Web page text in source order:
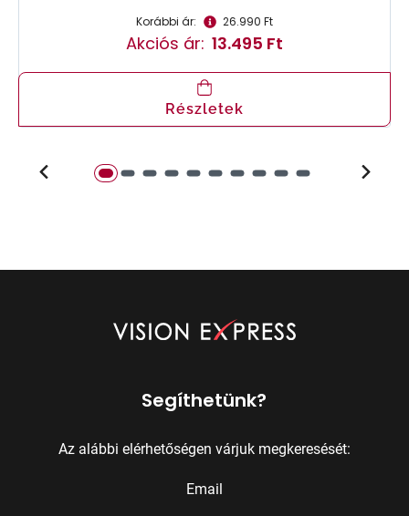
Korábbi ár: 26.990 Ft
Akciós ár: 13.495 Ft
Részletek
Segíthetünk?
Az alábbi elérhetőségen várjuk megkeresését:
Email